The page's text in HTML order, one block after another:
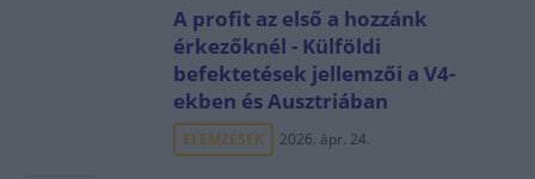
A profit az első a hozzánk
érkezőknél - Külföldi
befektetések jellemzői a V4-
ekben és Ausztriában
ELEMZÉSEK 2026. ápr. 24.